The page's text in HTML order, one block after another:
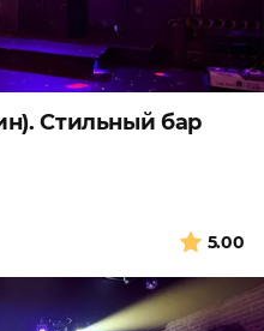
Стильный бар
5.00